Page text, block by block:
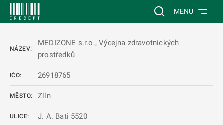
Vyhledávání na
MENU
NÁZEV:
MEDIZONE s.r.o., Výdejna zdravotnických
prostředků
IČO: 26918765
MĚSTO: Zlín
ULICE: J. A. Bati 5520